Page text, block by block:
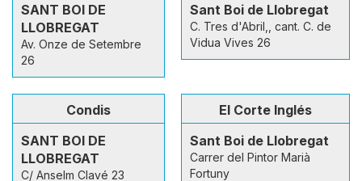
SANT BOI DE
LLOBREGAT
Av. Onze de Setembre
26
Sant Boi de Llobregat
C. Tres d'Abril,, cant. C. de
Vidua Vives 26
Condis
SANT BOI DE
LLOBREGAT
C/ Anselm Clavé 23
El Corte Inglés
Sant Boi de Llobregat
Carrer del Pintor Marià
Fortuny